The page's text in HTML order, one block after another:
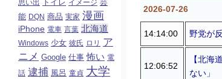
思い出 トイレ イメージ 芸
能 DQN 商品 実家 漫画
iPhone 電車 言葉 北海道
Windows 少女 彼氏 ロリ
ア
ニメ Google 仕事 怖い 電
話 逮捕 風呂 童貞 大学
2026-07-26
14:14:00 野党が
12:06:52
【北海
ない」